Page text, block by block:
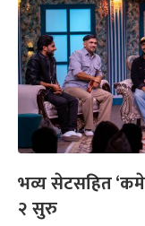
भव्य सेटसहित
२ सुरु